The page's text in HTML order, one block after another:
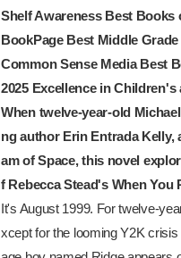
Shelf Awareness Best Books
BookPage Best Middle Grade
Common Sense Media Best
2025 Excellence in
When twelve-year-old
ng author Erin Entrada Kelly,
am of Space, this novel
f Rebecca Stead's When You
It's August 1999. For twelve-
xcept for the looming Y2K